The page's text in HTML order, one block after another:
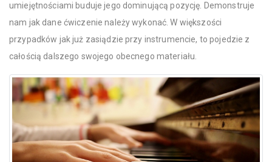
umiejętnościami buduje jego dominującą pozycję. Demonstruje
nam jak dane ćwiczenie należy wykonać. W większości
przypadków jak już zasiądzie przy instrumencie, to pojedzie z
całością dalszego swojego obecnego materiału.